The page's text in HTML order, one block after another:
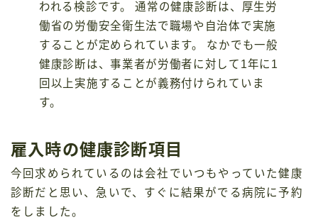
われる検診です。 通常の健康診断は、厚生労
働省の労働安全衛生法で職場や自治体で実施
することが定められています。 なかでも一般
健康診断は、事業者が労働者に対して1年に1
回以上実施することが義務付けられていま
す。
雇入時の健康診断項目
今回求められているのは会社でいつもやっていた健康
診断だと思い、急いで、すぐに結果がでる病院に予約
をしました。